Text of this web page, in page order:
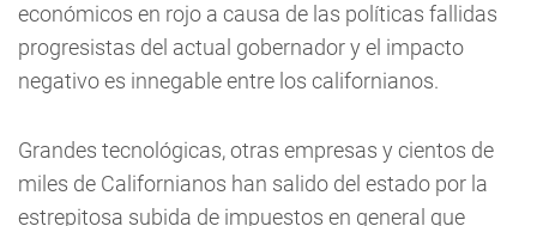
económicos en rojo a causa de las políticas fallidas
progresistas del actual gobernador y el impacto
negativo es innegable entre los californianos.
Grandes tecnológicas, otras empresas y cientos de
miles de Californianos han salido del estado por la
estrepitosa subida de impuestos en general que